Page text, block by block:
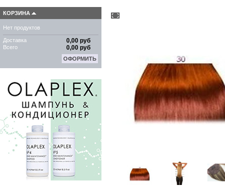
КОРЗИНА
Нет продуктов
Доставка 0,00 руб
Всего 0,00 руб
ОФОРМИТЬ